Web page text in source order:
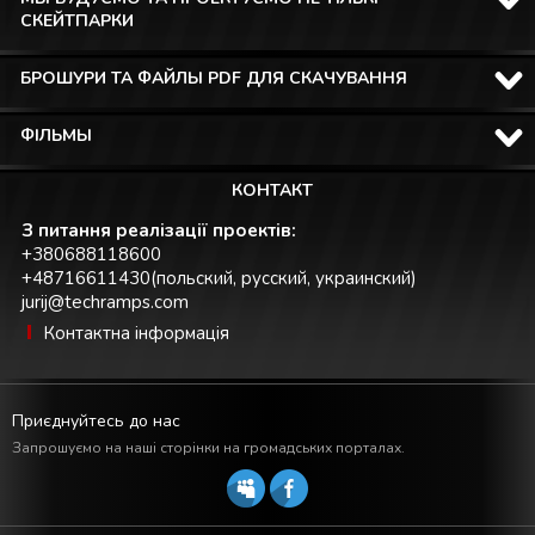
СКЕЙТПАРКИ
БРОШУРИ ТА ФАЙЛЫ PDF ДЛЯ СКАЧУВАННЯ
ФІЛЬМЫ
КОНТАКТ
З питання реалізації проектів:
+380688118600
+48716611430(польский, русский, украинский)
jurij@techramps.com
Контактна інформація
Приєднуйтесь до нас
Запрошуємо на наші сторінки на громадських порталах.